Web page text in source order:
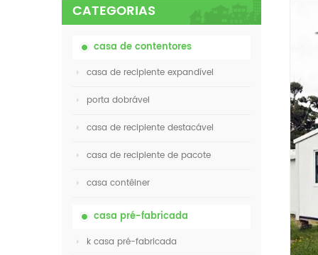
CATEGORIAS
casa de contentores
casa de recipiente expandível
porta dobrável
casa de recipiente destacável
casa de recipiente de pacote
casa contêiner
casa pré-fabricada
k casa pré-fabricada